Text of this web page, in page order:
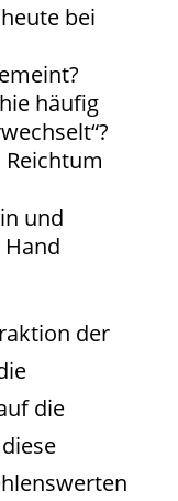
bei
häufig
und
der
die